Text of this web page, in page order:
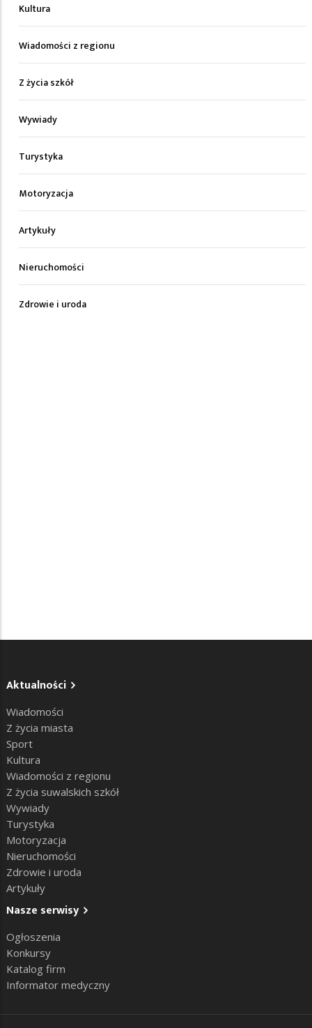
Kultura
Wiadomości z regionu
Z życia szkół
Wywiady
Turystyka
Motoryzacja
Artykuły
Nieruchomości
Zdrowie i uroda
Aktualności
Wiadomości
Z życia miasta
Sport
Kultura
Wiadomości z regionu
Z życia suwalskich szkół
Wywiady
Turystyka
Motoryzacja
Nieruchomości
Zdrowie i uroda
Artykuły
Nasze serwisy
Ogłoszenia
Konkursy
Katalog firm
Informator medyczny